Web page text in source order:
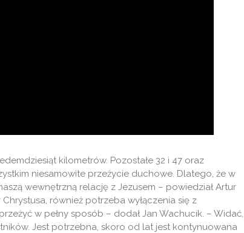
kilometrów. Pozostałe 32 i 47 oraz
niesamowite przeżycie duchowe. Dlatego, że w
wewnętrzną relację z Jezusem – powiedział Artur
również potrzeba wyłączenia się z
w pełny sposób – dodał Jan Wachucik. – Widać,
Jest potrzebna, skoro od lat jest kontynuowana